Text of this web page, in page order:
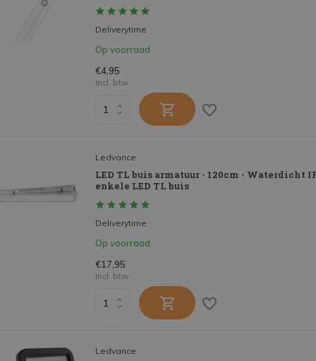
Deliverytime
Op voorraad
€4,95
Incl. btw
Ledvance
LED TL buis armatuur - 120cm - Waterdicht
enkele LED TL buis
Deliverytime
Op voorraad
€17,95
Incl. btw
Ledvance